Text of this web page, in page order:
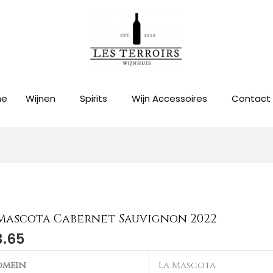
Wijnen Spirits Wijn Accessoires Contact
Cabernet Sauvignon 2022
La Mascota